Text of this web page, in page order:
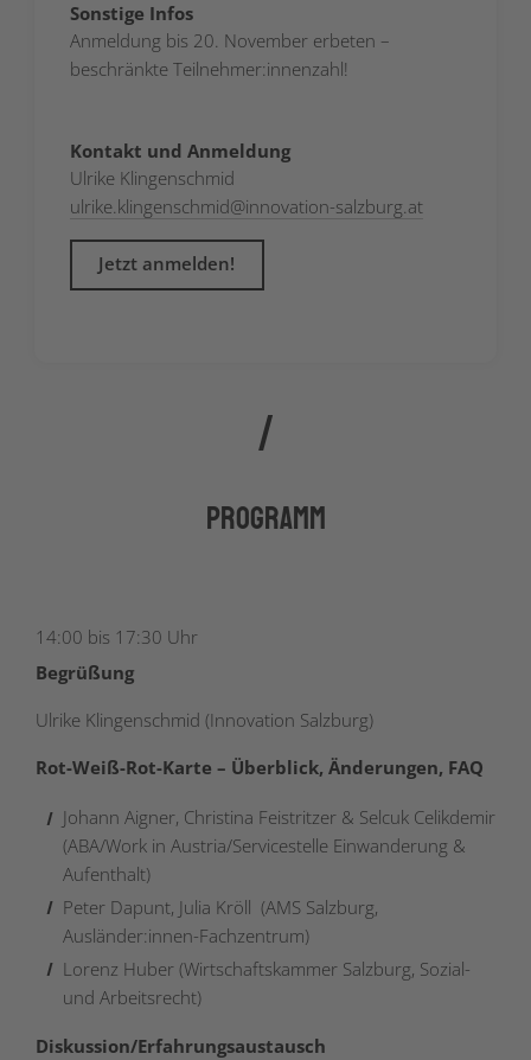
Sonstige Infos
Anmeldung bis 20. November erbeten –
beschränkte Teilnehmer:innenzahl!
Kontakt und Anmeldung
Ulrike Klingenschmid
ulrike.klingenschmid@innovation-salzburg.at
Jetzt anmelden!
Programm
14:00 bis 17:30 Uhr
Begrüßung
Ulrike Klingenschmid (Innovation Salzburg)
Rot-Weiß-Rot-Karte – Überblick, Änderungen, FAQ
Johann Aigner, Christina Feistritzer & Selcuk Celikdemir
(ABA/Work in Austria/Servicestelle Einwanderung &
Aufenthalt)
Peter Dapunt, Julia Kröll (AMS Salzburg,
Ausländer:innen-Fachzentrum)
Lorenz Huber (Wirtschaftskammer Salzburg, Sozial-
und Arbeitsrecht)
Diskussion/Erfahrungsaustausch